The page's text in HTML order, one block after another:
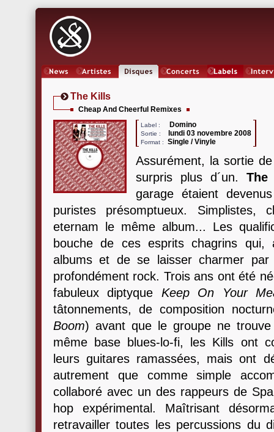
The Kills
Cheap And Cheerful Remixes
Label : Domino
Sortie : lundi 03 novembre 2008
Format : Single / Vinyle
Assurément, la sortie
surpris plus d´un.
garage étaient
puristes présomptueux.
eternam le même album... Les
bouche de ces esprits chagrins qui,
albums et de se laisser charmer
profondément rock. Trois ans ont été
fabuleux diptyque Keep On Your
tâtonnements, de composition
Boom) avant que le groupe ne
même base blues-lo-fi, les Kills ont
leurs guitares ramassées, mais ont
autrement que comme simple
collaboré avec un des rappeurs de
hop expérimental. Maîtrisant
retravailler toutes les percussions du